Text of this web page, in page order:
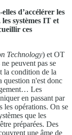
d’accélérer les
systèmes IT et
ces
Technology) et OT
peuvent pas se
la condition de la
question n'est donc
Les
en passant par
les opérations. On se
que les
préparées. Des
une âme de